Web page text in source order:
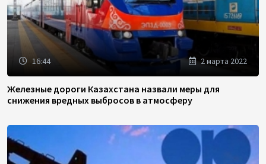
16:44 2 марта 2022
Железные дороги Казахстана назвали меры для
снижения вредных выбросов в атмосферу